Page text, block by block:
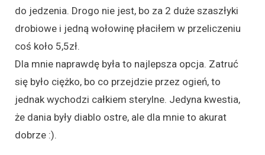
do jedzenia. Drogo nie jest, bo za 2 duże szaszłyki
drobiowe i jedną wołowinę płaciłem w przeliczeniu
coś koło 5,5zł.
Dla mnie naprawdę była to najlepsza opcja. Zatruć
się było ciężko, bo co przejdzie przez ogień, to
jednak wychodzi całkiem sterylne. Jedyna kwestia,
że dania były diablo ostre, ale dla mnie to akurat
dobrze :).